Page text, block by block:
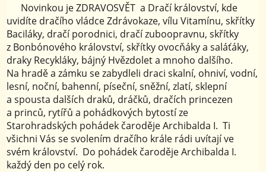
Novinkou je ZDRAVOSVĚT a Dračí království, kde
uvidíte dračího vládce Zdrávokaze, vílu Vitamínu, skřítky
Baciláky, dračí porodnici, dračí zuboopravnu, skřítky
z Bonbónového království, skřítky ovocňáky a saláťáky,
draky Recykláky, bájný Hvězdolet a mnoho dalšího.
Na hradě a zámku se zabydleli draci skalní, ohniví, vodní,
lesní, noční, bahenní, píseční, sněžní, zlatí, sklepní
a spousta dalších draků, dráčků, dračích princezen
a princů, rytířů a pohádkových bytostí ze
Starohradských pohádek čaroděje Archibalda I. Ti
všichni Vás se svolením dračího krále rádi uvítají ve
svém království. Do pohádek čaroděje Archibalda I.
každý den po celý rok.